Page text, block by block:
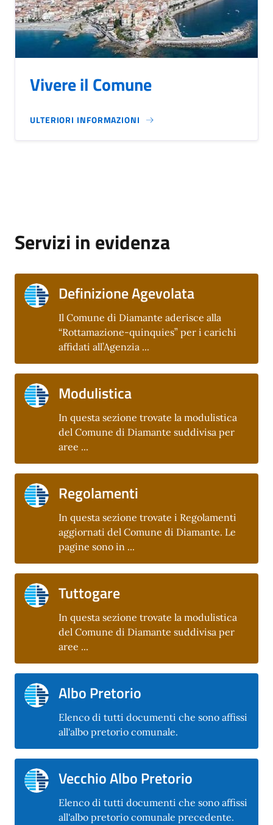
Vivere il Comune
ULTERIORI INFORMAZIONI
Servizi in evidenza
Definizione Agevolata
Il Comune di Diamante aderisce alla
“Rottamazione-quinquies” per i carichi
affidati all’Agenzia ...
Modulistica
In questa sezione trovate la modulistica
del Comune di Diamante suddivisa per
aree ...
Regolamenti
In questa sezione trovate i Regolamenti
aggiornati del Comune di Diamante. Le
pagine sono in ...
Tuttogare
In questa sezione trovate la modulistica
del Comune di Diamante suddivisa per
aree ...
Albo Pretorio
Elenco di tutti documenti che sono affissi
all'albo pretorio comunale.
Vecchio Albo Pretorio
Elenco di tutti documenti che sono affissi
all'albo pretorio comunale precedente.